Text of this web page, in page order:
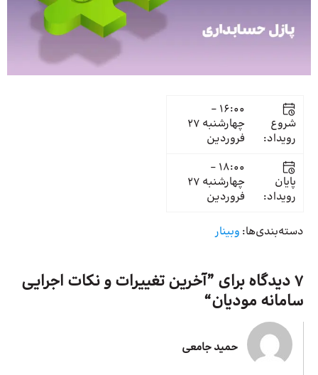
شروع
رویداد:
16:00 -
چهارشنبه 27
فروردین
پایان
رویداد:
18:00 -
چهارشنبه 27
فروردین
دسته‌بندی‌ها: وبینار
7 دیدگاه برای ”
آخرین تغییرات و نکات اجرایی
سامانه مودیان“
حمید جامعی